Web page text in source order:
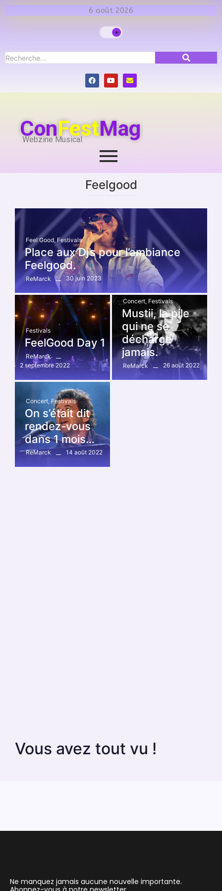
6 août 2026
ConFestMag
Webzine Musical
Feelgood
Feel Good, Festivals
Place aux Dj’s pour l’ambiance
Feelgood.
ReMarck 30 juin 2023
Festivals
FeelGood Day 1
ReMarck
2 septembre 2022
Concert, Festivals
Mustii, la pile
qui ne se
décharge
jamais.
ReMarck 26 août 2022
Concert Festivals
On s’était dit
rendez-vous
dans 1 mois…
ReMarck 14 août 2022
Vous avez tout vu !
Ne manquez jamais aucune nouvelle importante.